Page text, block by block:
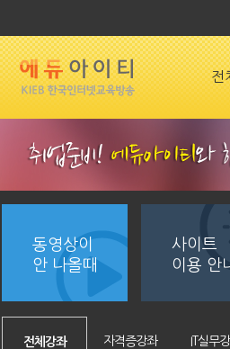
전
동영상이
안 나올때
사이트
이용 안
전체강좌 자격증강좌 IT실무